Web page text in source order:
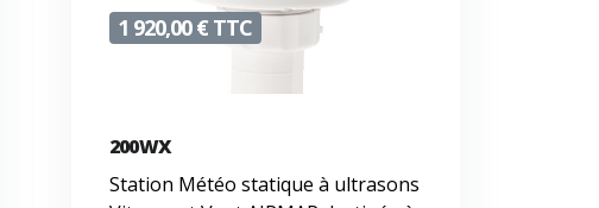
1 920,00 € TTC
200WX
Station Météo statique à ultrasons